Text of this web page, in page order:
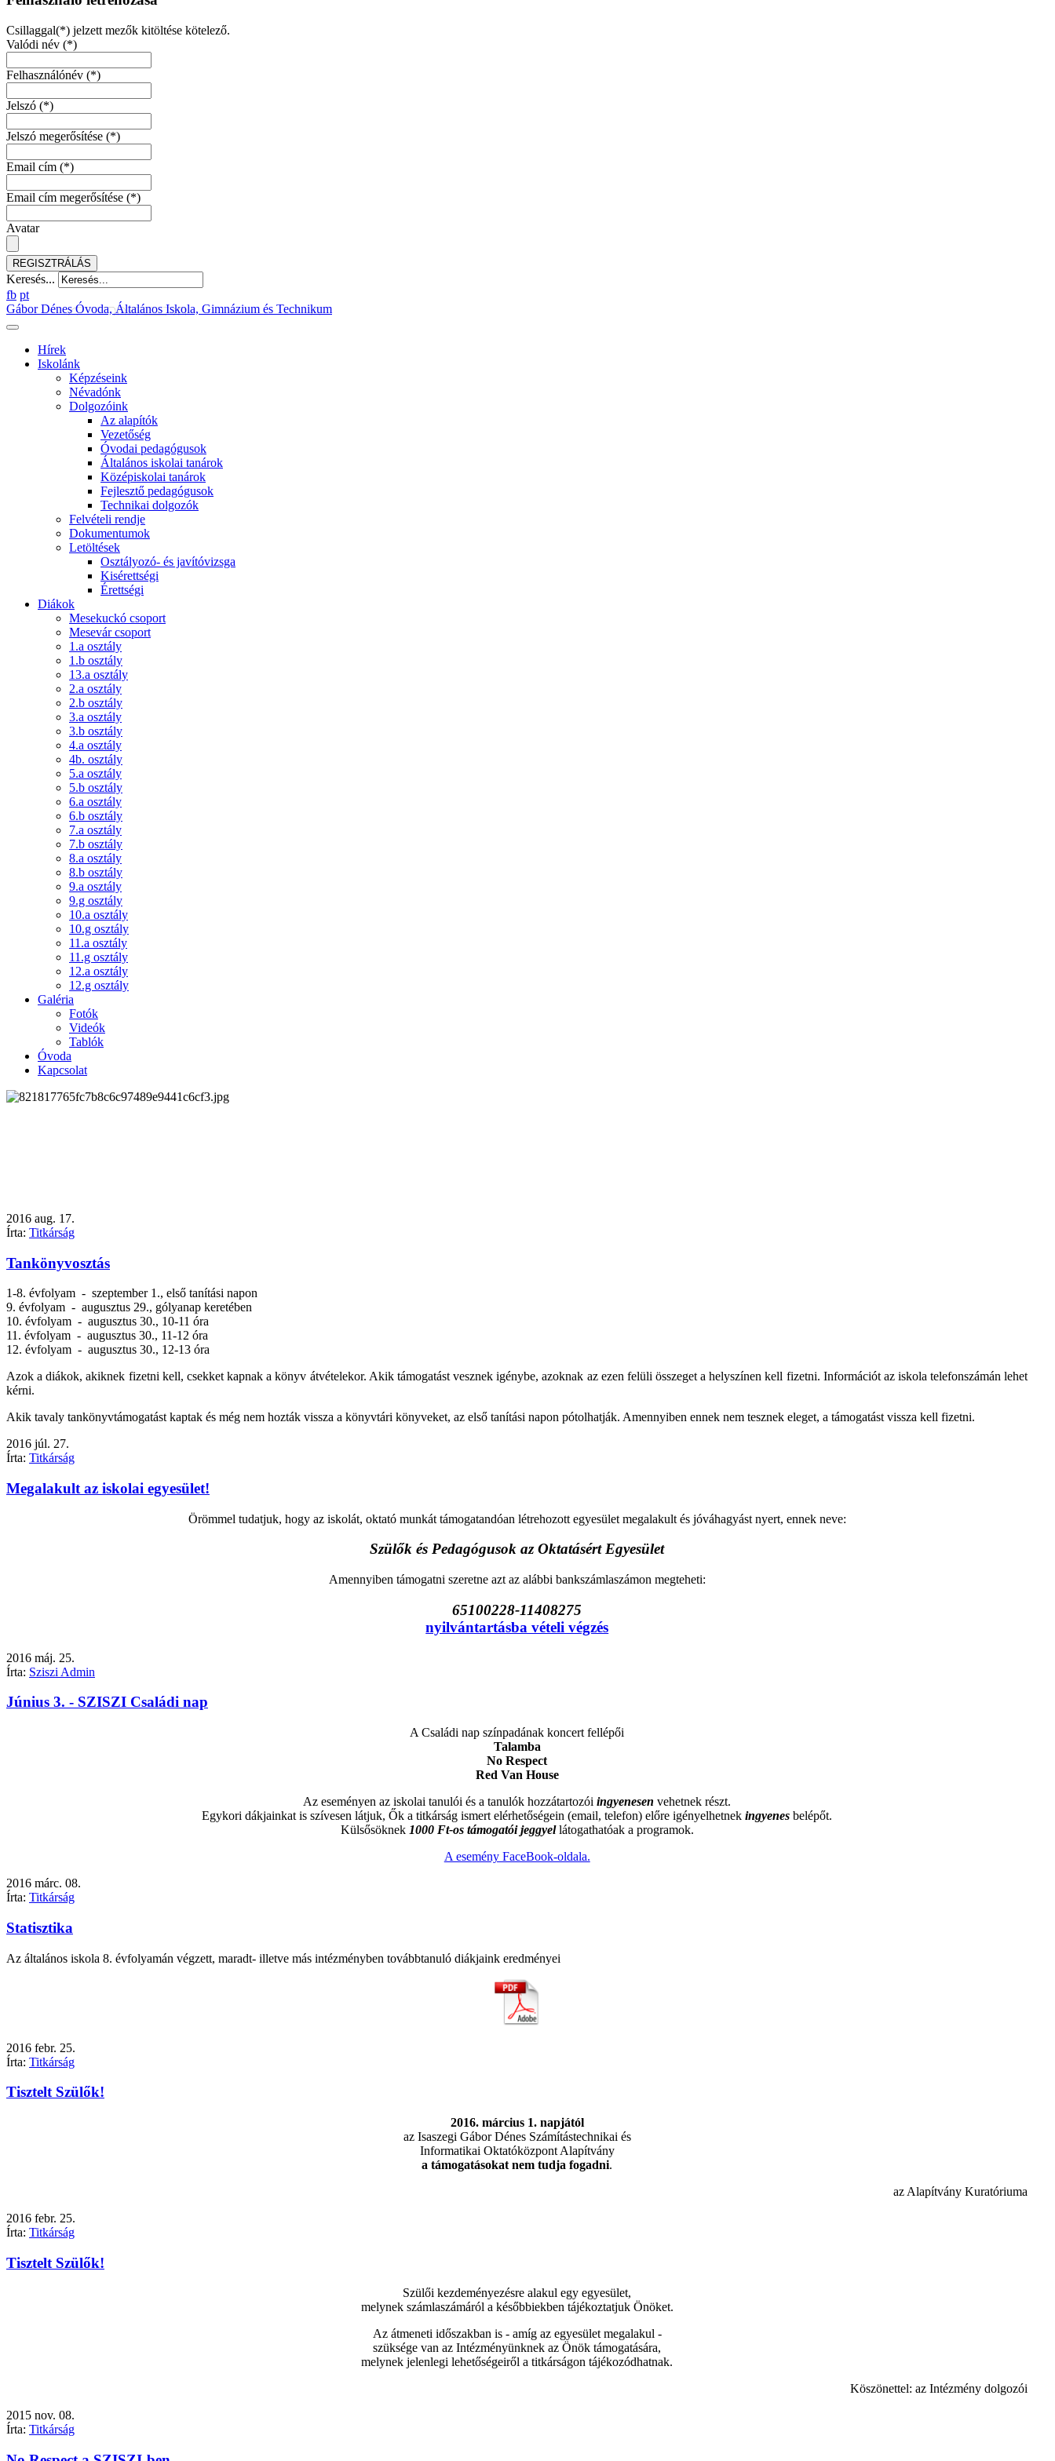
Csillaggal(*) jelzett mezők kitöltése kötelező.
Valódi név (*)
Felhasználónév (*)
Jelszó (*)
Jelszó megerősítése (*)
Email cím (*)
Email cím megerősítése (*)
Avatar
REGISZTRÁLÁS
Keresés...
fb pt
Gábor Dénes Óvoda, Általános Iskola, Gimnázium és Technikum
Hírek
Iskolánk
Képzéseink
Névadónk
Dolgozóink
Az alapítók
Vezetőség
Óvodai pedagógusok
Általános iskolai tanárok
Középiskolai tanárok
Fejlesztő pedagógusok
Technikai dolgozók
Felvételi rendje
Dokumentumok
Letöltések
Osztályozó- és javítóvizsga
Kisérettségi
Érettségi
Diákok
Mesekuckó csoport
Mesevár csoport
1.a osztály
1.b osztály
13.a osztály
2.a osztály
2.b osztály
3.a osztály
3.b osztály
4.a osztály
4b. osztály
5.a osztály
5.b osztály
6.a osztály
6.b osztály
7.a osztály
7.b osztály
8.a osztály
8.b osztály
9.a osztály
9.g osztály
10.a osztály
10.g osztály
11.a osztály
11.g osztály
12.a osztály
12.g osztály
Galéria
Fotók
Videók
Tablók
Óvoda
Kapcsolat
2016 aug. 17.
Írta: Titkárság
Tankönyvosztás
1-8. évfolyam - szeptember 1., első tanítási napon
9. évfolyam - augusztus 29., gólyanap keretében
10. évfolyam - augusztus 30., 10-11 óra
11. évfolyam - augusztus 30., 11-12 óra
12. évfolyam - augusztus 30., 12-13 óra
Azok a diákok, akiknek fizetni kell, csekket kapnak a könyv átvételekor. Akik támogatást vesznek igénybe, azoknak az ezen felüli összeget a helyszínen kell fizetni. Információt az iskola telefonszámán lehet
kérni.
Akik tavaly tankönyvtámogatást kaptak és még nem hozták vissza a könyvtári könyveket, az első tanítási napon pótolhatják. Amennyiben ennek nem tesznek eleget, a támogatást vissza kell fizetni.
2016 júl. 27.
Írta: Titkárság
Megalakult az iskolai egyesület!
Örömmel tudatjuk, hogy az iskolát, oktató munkát támogatandóan létrehozott egyesület megalakult és jóváhagyást nyert, ennek neve:
Szülők és Pedagógusok az Oktatásért Egyesület
Amennyiben támogatni szeretne azt az alábbi bankszámlaszámon megteheti:
65100228-11408275
nyilvántartásba vételi végzés
2016 máj. 25.
Írta: Sziszi Admin
Június 3. - SZISZI Családi nap
A Családi nap színpadának koncert fellépői
Talamba
No Respect
Red Van House
Az eseményen az iskolai tanulói és a tanulók hozzátartozóiingyenesenvehetnek részt.
Egykori dákjainkat is szívesen látjuk, Ők a titkárság ismert elérhetőségein (email, telefon) előre igényelhetnekingyenesbelépőt.
Külsősöknek 1000 Ft-os támogatói jeggyellátogathatóak a programok.
A esemény FaceBook-oldala.
2016 márc. 08.
Írta: Titkárság
Statisztika
Az általános iskola 8. évfolyamán végzett, maradt- illetve más intézményben továbbtanuló diákjaink eredményei
2016 febr. 25.
Írta: Titkárság
Tisztelt Szülők!
2016. március 1. napjától
az Isaszegi Gábor Dénes Számítástechnikai és
Informatikai Oktatóközpont Alapítvány
a támogatásokat nem tudja fogadni.
az Alapítvány Kuratóriuma
2016 febr. 25.
Írta: Titkárság
Tisztelt Szülők!
Szülői kezdeményezésre alakul egy egyesület,
melynek számlaszámáról a későbbiekben tájékoztatjuk Önöket.
Az átmeneti időszakban is - amíg az egyesület megalakul -
szüksége van az Intézményünknek az Önök támogatására,
melynek jelenlegi lehetőségeiről a titkárságon tájékozódhatnak.
Köszönettel: az Intézmény dolgozói
2015 nov. 08.
Írta: Titkárság